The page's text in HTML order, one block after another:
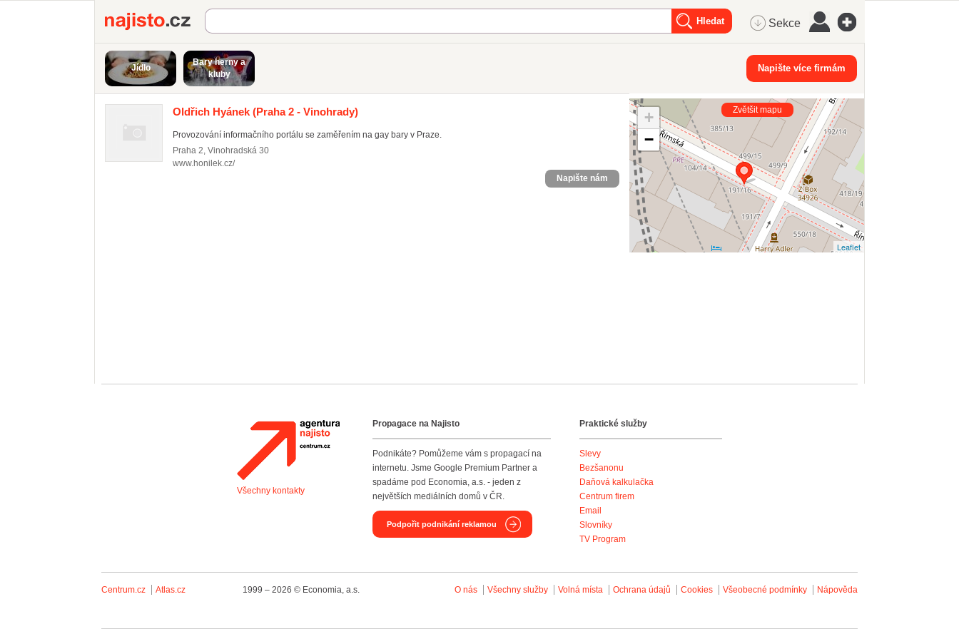
Najisto.cz Sekce
Jídlo
Bary herny a
kluby
Napište více firmám
Oldřich Hyánek (Praha 2 - Vinohrady)
Provozování informačního portálu se zaměřením na gay bary v Praze.
Praha 2, Vinohradská 30
www.honilek.cz/
Napište nám
+
−
Leaflet
Zvětšit mapu
Agentura Najisto
Všechny kontakty
Propagace na Najisto
Podnikáte? Pomůžeme vám s propagací na
internetu. Jsme Google Premium Partner a
spadáme pod Economia, a.s. - jeden z
největších mediálních domů v ČR.
Podpořit podnikání reklamou
Praktické služby
Slevy
Bezšanonu
Daňová kalkulačka
Centrum firem
Email
Slovníky
TV Program
Centrum.cz Atlas.cz 1999 – 2026 © Economia, a.s. O nás Všechny služby Volná místa Ochrana údajů Cookies Všeobecné podmínky Nápověda